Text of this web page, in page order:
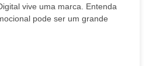
vive uma marca. Entenda
pode ser um grande